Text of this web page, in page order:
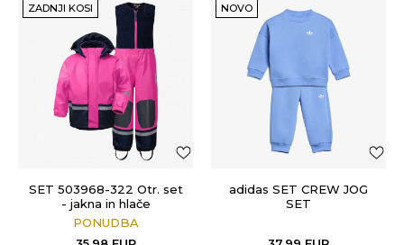
ZADNJI KOSI
SET 503968-322 Otr. set
- jakna in hlače
PONUDBA
NOVO
adidas SET CREW JOG
SET